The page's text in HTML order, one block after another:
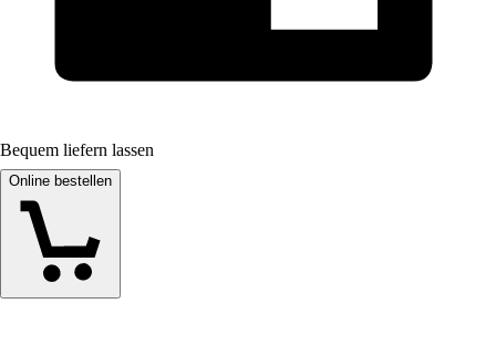
Bequem liefern lassen
Online bestellen